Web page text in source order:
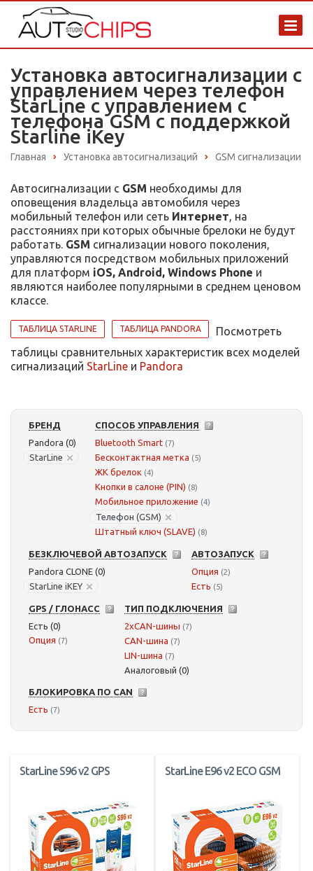
Установка автосигнализации с
управлением через телефон
StarLine с управлением с
телефона GSM с поддержкой
Starline iKey
Главная Установка автосигнализаций GSM сигнализации
Автосигнализации с GSM необходимы для
оповещения владельца автомобиля через
мобильный телефон или сеть Интернет, на
расстояниях при которых обычные брелоки не будут
работать. GSM сигнализации нового поколения,
управляются посредством мобильных приложений
для платформ iOS, Android, Windows Phone и
являются наиболее популярными в среднем ценовом
классе.
ТАБЛИЦА STARLINE ТАБЛИЦА PANDORA
Посмотреть
таблицы сравнительных характеристик всех моделей
сигнализаций StarLine и Pandora
БРЕНД
Pandora (0)
StarLine
СПОСОБ УПРАВЛЕНИЯ
Bluetooth Smart (7)
Бесконтактная метка (5)
ЖК брелок (4)
Кнопки в салоне (PIN) (8)
Мобильное приложение (4)
Телефон (GSM)
Штатный ключ (SLAVE) (8)
БЕЗКЛЮЧЕВОЙ АВТОЗАПУСК
Pandora CLONE (0)
StarLine iKEY
АВТОЗАПУСК
Опция (2)
Есть (5)
GPS / ГЛОНАСС
Есть (0)
Опция (7)
ТИП ПОДКЛЮЧЕНИЯ
2xCAN-шины (7)
CAN-шина (7)
LIN-шина (7)
Аналоговый (0)
БЛОКИРОВКА ПО CAN
Есть (7)
StarLine S96 v2 GPS StarLine E96 v2 ECO GSM